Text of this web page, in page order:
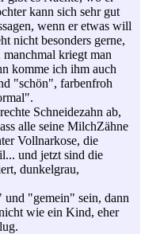
kann sich sehr gut
wenn er etwas will
nicht besonders gerne,
kriegt man
komme ich ihm auch
"schön", farbenfroh
Schneidezahn ab,
alle seine MilchZähne
Vollnarkose, die
und jetzt sind die
dunkelgrau,
und "gemein" sein, dann
wie ein Kind, eher